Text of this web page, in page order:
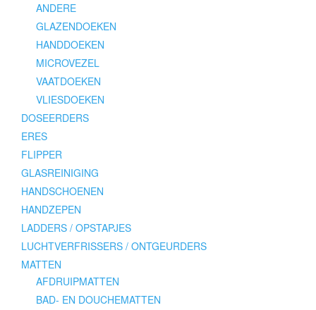
ANDERE
GLAZENDOEKEN
HANDDOEKEN
MICROVEZEL
VAATDOEKEN
VLIESDOEKEN
DOSEERDERS
ERES
FLIPPER
GLASREINIGING
HANDSCHOENEN
HANDZEPEN
LADDERS / OPSTAPJES
LUCHTVERFRISSERS / ONTGEURDERS
MATTEN
AFDRUIPMATTEN
BAD- EN DOUCHEMATTEN